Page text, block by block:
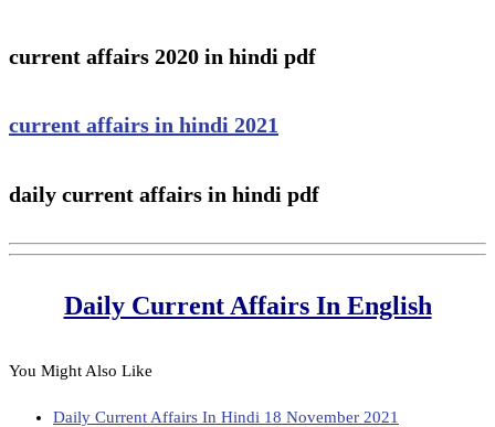
current affairs 2020 in hindi pdf
current affairs in hindi 2021
daily current affairs in hindi pdf
Daily Current Affairs In English
You Might Also Like
Daily Current Affairs In Hindi 18 November 2021